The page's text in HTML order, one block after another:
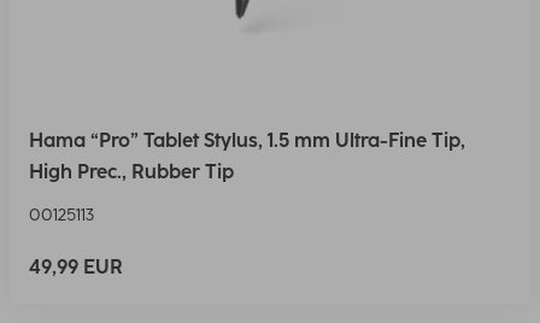
Hama “Pro” Tablet Stylus, 1.5 mm Ultra-Fine Tip,
High Prec., Rubber Tip
00125113
49,99 EUR